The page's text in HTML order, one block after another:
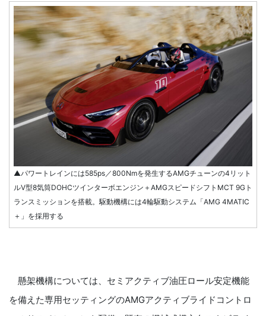
▲パワートレインには585ps／800Nmを発生するAMGチューンの4リット
ルV型8気筒DOHCツインターボエンジン＋AMGスピードシフトMCT 9Gト
ランスミッションを搭載。駆動機構には4輪駆動システム「AMG 4MATIC
＋」を採用する
懸架機構については、セミアクティブ油圧ロール安定機能
を備えた専用セッティングのAMGアクティブライドコントロ